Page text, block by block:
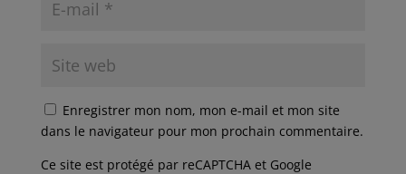
Enregistrer mon nom, mon e-mail et mon site
dans le navigateur pour mon prochain commentaire.
Ce site est protégé par reCAPTCHA et Google